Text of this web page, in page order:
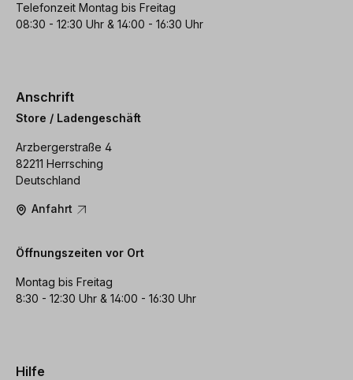
Telefonzeit Montag bis Freitag
08:30 - 12:30 Uhr & 14:00 - 16:30 Uhr
Anschrift
Store / Ladengeschäft
Arzbergerstraße 4
82211 Herrsching
Deutschland
Anfahrt
Öffnungszeiten vor Ort
Montag bis Freitag
8:30 - 12:30 Uhr & 14:00 - 16:30 Uhr
Hilfe